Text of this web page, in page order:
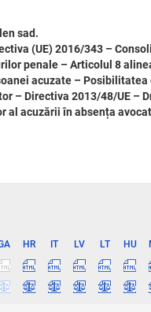
sad.
(UE) 2016/343 –
penale – Articolul 8
acuzate –
Directiva 2013/48/UE –
acuzării în absența
HR IT LV LT HU